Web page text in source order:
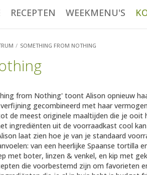
RECEPTEN WEEKMENU'S
SOMETHING FROM NOTHING
from Nothing' toont Alison opnieuw
gecombineerd met haar
de meest originele maaltijden die je ooit
ingrediënten uit de voorraadkast cool
laat zien hoe je van je standaard
van een heerlijke Spaanse tortilla
met boter, linzen & venkel, en kip met
die voorbestemd zijn om favorieten